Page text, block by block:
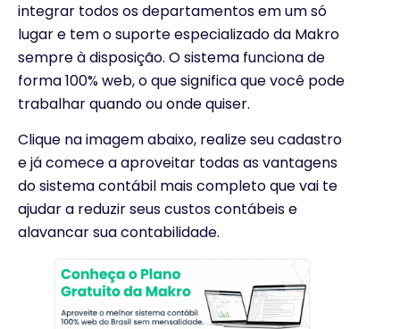
integrar todos os departamentos em um só
lugar e tem o suporte especializado da Makro
sempre à disposição. O sistema funciona de
forma 100% web, o que significa que você pode
trabalhar quando ou onde quiser.
Clique na imagem abaixo, realize seu cadastro
e já comece a aproveitar todas as vantagens
do sistema contábil mais completo que vai te
ajudar a reduzir seus custos contábeis e
alavancar sua contabilidade.